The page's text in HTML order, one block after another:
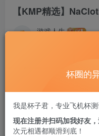
【KMP精选】
游戏人生
无味道的透明液状及
使用上更自然更为舒
杯圈的
我是杯子君，专业飞机杯
现在注册并扫码加我好友
次元相遇都顺滑到底！